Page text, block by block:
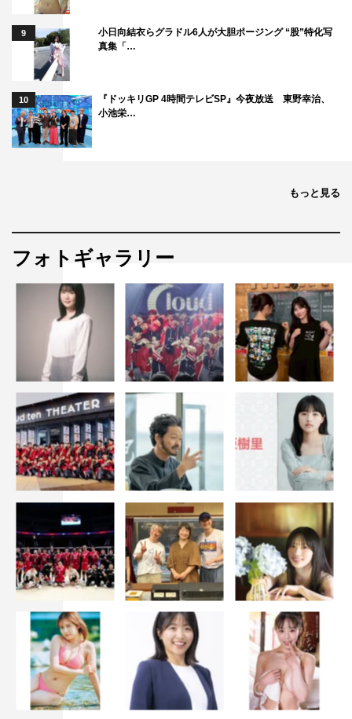
9
小日向結衣らグラドル6人が大胆ポージング “股”特化写
真集「…
10
『ドッキリGP 4時間テレビSP』今夜放送 東野幸治、
小池栄…
もっと見る
フォトギャラリー